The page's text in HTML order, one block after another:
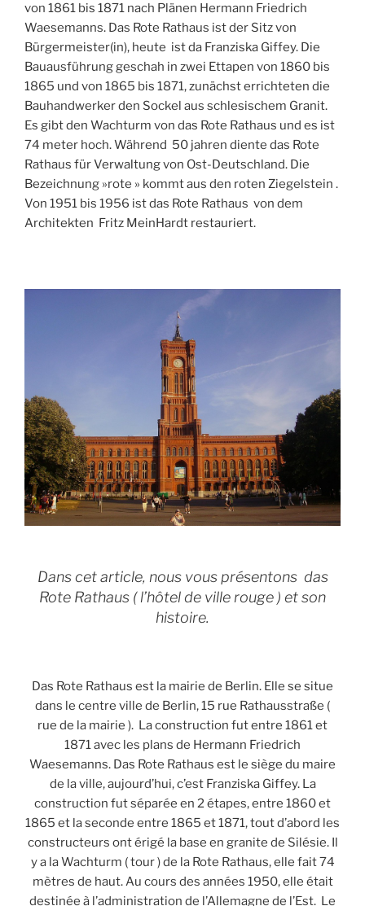
von 1861 bis 1871 nach Plänen Hermann Friedrich
Waesemanns. Das Rote Rathaus ist der Sitz von
Bürgermeister(in), heute ist da Franziska Giffey. Die
Bauausführung geschah in zwei Ettapen von 1860 bis
1865 und von 1865 bis 1871, zunächst errichteten die
Bauhandwerker den Sockel aus schlesischem Granit.
Es gibt den Wachturm von das Rote Rathaus und es ist
74 meter hoch. Während 50 jahren diente das Rote
Rathaus für Verwaltung von Ost-Deutschland. Die
Bezeichnung »rote » kommt aus den roten Ziegelstein .
Von 1951 bis 1956 ist das Rote Rathaus von dem
Architekten Fritz MeinHardt restauriert.
Dans cet article, nous vous présentons das
Rote Rathaus ( l’hôtel de ville rouge ) et son
histoire.
Das Rote Rathaus est la mairie de Berlin. Elle se situe
dans le centre ville de Berlin, 15 rue Rathausstraße (
rue de la mairie ). La construction fut entre 1861 et
1871 avec les plans de Hermann Friedrich
Waesemanns. Das Rote Rathaus est le siège du maire
de la ville, aujourd’hui, c’est Franziska Giffey. La
construction fut séparée en 2 étapes, entre 1860 et
1865 et la seconde entre 1865 et 1871, tout d’abord les
constructeurs ont érigé la base en granite de Silésie. Il
y a la Wachturm ( tour ) de la Rote Rathaus, elle fait 74
mètres de haut. Au cours des années 1950, elle était
destinée à l’administration de l’Allemagne de l’Est. Le